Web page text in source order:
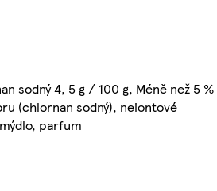
sodný 4, 5 g / 100 g, Méně než 5 %
(chlornan sodný), neiontové
parfum